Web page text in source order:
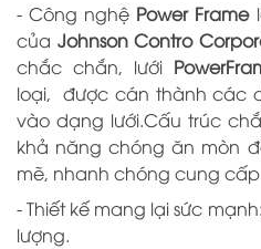
- Công nghệ Power Frame
của Johnson Contro
chắc chắn, lưới
loại, được cán thành các
vào dạng lưới.Cấu trúc
khả năng chóng ăn mòn
mẽ, nhanh chóng cung
- Thiết kế mang lại sức
lượng.